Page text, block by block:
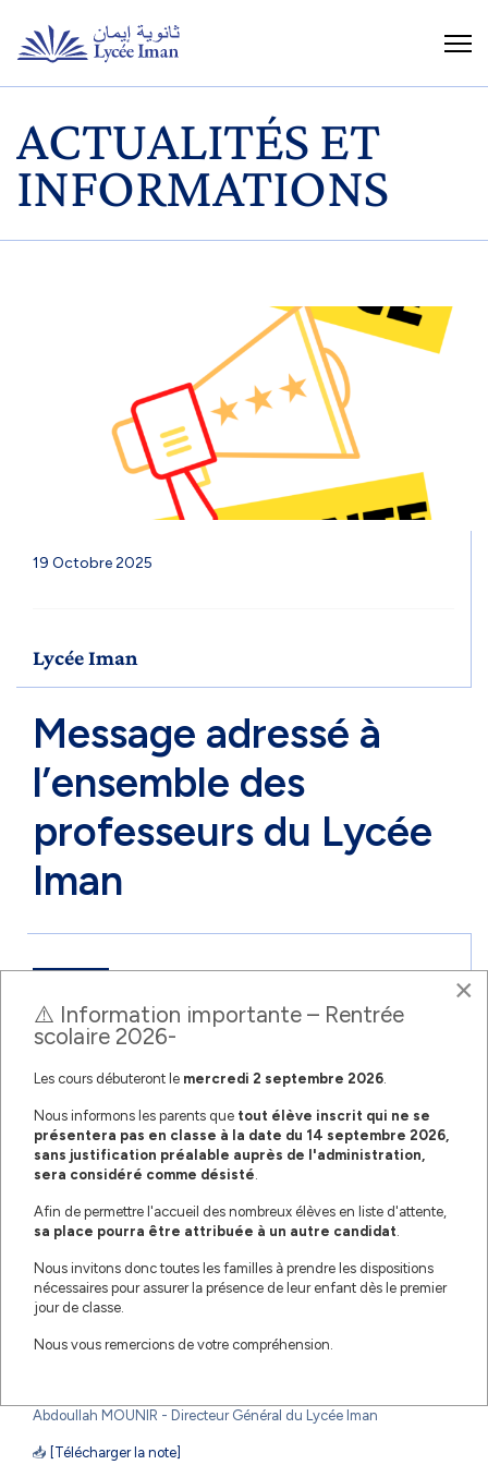
ACTUALITÉS ET
INFORMATIONS
19 Octobre 2025
Lycée Iman
Message adressé à
l’ensemble des
professeurs du Lycée
Iman
🎓 Chers professeurs,
En ce début d’année scolaire, je souhaite à chacun une reprise
sereine et pleine d’énergie. Afin d’assurer un fonctionnement
harmonieux et un cadre de travail respectueux pour tous, quelques
rappels importants ont été formulés dans une note à destination de
Abdoullah MOUNIR - Directeur Général du Lycée Iman
📥 [Télécharger la note]
×
⚠️ Information importante – Rentrée
scolaire 2026-
Les cours débuteront le mercredi 2 septembre 2026
Nous informons les parents que tout élève inscrit qui ne se
présentera pas en classe à la date du 14 septembre 2026,
sans justification préalable auprès de l'administration,
sera considéré comme désisté
Afin de permettre l'accueil des nombreux élèves en liste d'attente,
sa place pourra être attribuée à un autre candidat
Nous invitons donc toutes les familles à prendre les dispositions
nécessaires pour assurer la présence de leur enfant dès le premier
jour de classe.
Nous vous remercions de votre compréhension.